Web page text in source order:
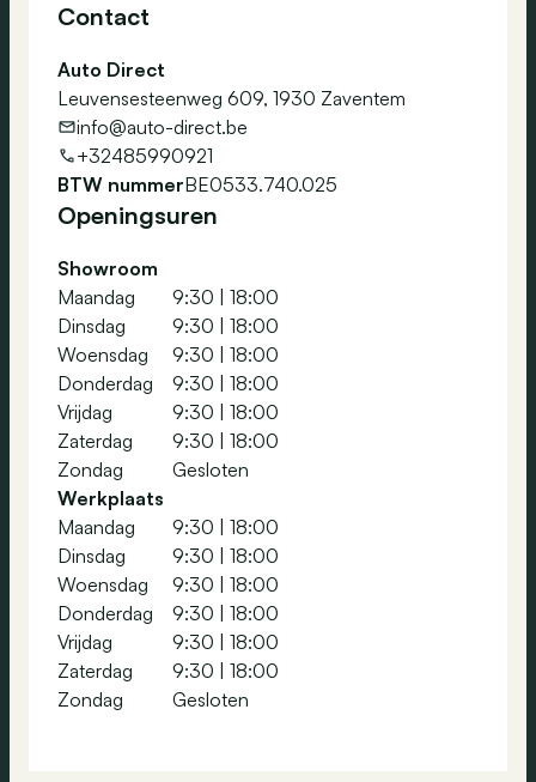
Contact
Auto Direct
Leuvensesteenweg 609, 1930 Zaventem
info@auto-direct.be
+32485990921
BTW nummerBE0533.740.025
Openingsuren
Showroom
Maandag
9:30
18:00
Dinsdag
9:30
18:00
Woensdag
9:30
18:00
Donderdag
9:30
18:00
Vrijdag
9:30
18:00
Zaterdag
9:30
18:00
Zondag
Gesloten
Werkplaats
Maandag
9:30
18:00
Dinsdag
9:30
18:00
Woensdag
9:30
18:00
Donderdag
9:30
18:00
Vrijdag
9:30
18:00
Zaterdag
9:30
18:00
Zondag
Gesloten